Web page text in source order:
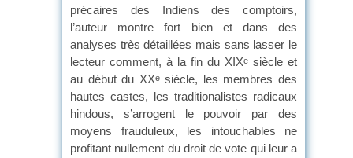
précaires des Indiens des comptoirs,
l’auteur montre fort bien et dans des
analyses très détaillées mais sans lasser le
lecteur comment, à la fin du XIXe siècle et
au début du XXesiècle, les membres des
hautes castes, les traditionalistes radicaux
hindous, s’arrogent le pouvoir par des
moyens frauduleux, les intouchables ne
profitant nullement du droit de vote qui leur a